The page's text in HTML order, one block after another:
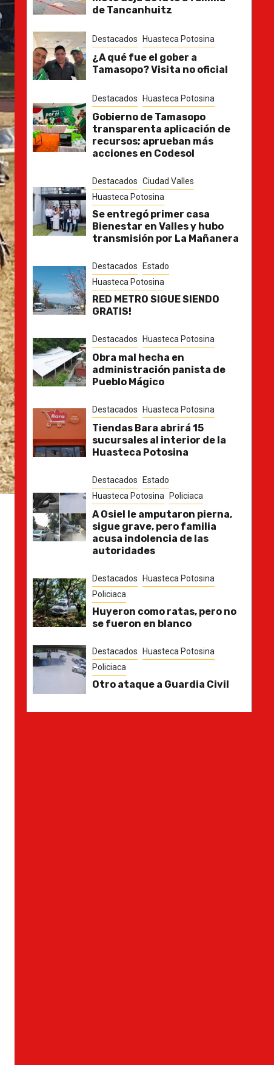
de Tancanhuitz
Destacados Huasteca Potosina
¿A qué fue el gober a
Tamasopo? Visita no oficial
Destacados Huasteca Potosina
Gobierno de Tamasopo
transparenta aplicación de
recursos; aprueban más
acciones en Codesol
Destacados Ciudad Valles
Huasteca Potosina
Se entregó primer casa
Bienestar en Valles y hubo
transmisión por La Mañanera
Destacados
Estado
Huasteca Potosina
RED METRO SIGUE SIENDO
GRATIS!
Destacados Huasteca Potosina
Obra mal hecha en
administración panista de
Pueblo Mágico
Destacados Huasteca Potosina
Tiendas Bara abrirá 15
sucursales al interior de la
Huasteca Potosina
Destacados
Estado
Huasteca Potosina
Policiaca
A Osiel le amputaron pierna,
sigue grave, pero familia
acusa indolencia de las
autoridades
Destacados
Huasteca Potosina
Policiaca
Huyeron como ratas, pero no
se fueron en blanco
Destacados
Huasteca Potosina
Policiaca
Otro ataque a Guardia Civil